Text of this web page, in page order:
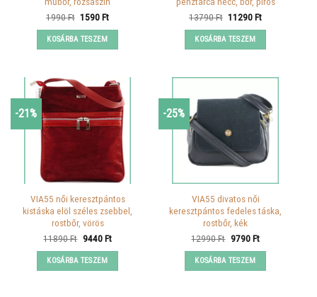
1990Ft Original
was:
1990 Ft.
1590FtCurrent
KOSÁRBA TESZEM
13790Ft Original
was:
13790 Ft.
11290FtCurrent
KOSÁRBA TESZEM
-21%
VIA55 női keresztpántos
kistáska elöl széles zsebbel,
rostbőr, vörös
11890Ft Original
was:
11890 Ft.
9440FtCurrent
KOSÁRBA TESZEM
-25%
VIA55 divatos női
keresztpántos fedeles táska,
rostbőr, kék
12990Ft Original
was:
12990 Ft.
9790FtCurrent
KOSÁRBA TESZEM